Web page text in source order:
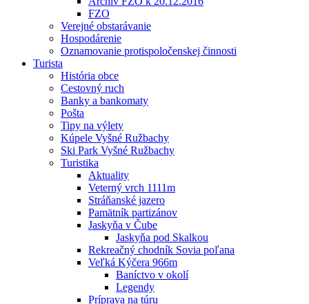
FZO
Verejné obstarávanie
Hospodárenie
Oznamovanie protispoločenskej činnosti
Turista
História obce
Cestovný ruch
Banky a bankomaty
Pošta
Tipy na výlety
Kúpele Vyšné Ružbachy
Ski Park Vyšné Ružbachy
Turistika
Aktuality
Veterný vrch 1111m
Stráňanské jazero
Pamätník partizánov
Jaskyňa v Čube
Jaskyňa pod Skalkou
Rekreačný chodník Sovia poľana
Veľká Kýčera 966m
Baníctvo v okolí
Legendy
Príprava na túru